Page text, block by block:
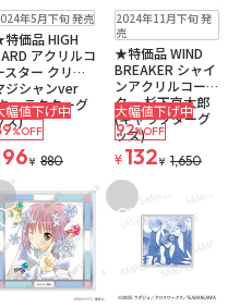
中残り1個
パケット
年5月下旬 発売
価品 HIGH
アクリルコ
スター クリス
ジシャンver
ャラクターグ
ズ)
幅値下げ中
%OFF
96¥ 880
販売中残り1個
ゆうパケット
2024年11月下旬 発
売
★特価品 WIND
BREAKER シャイ
ンアクリルコース
ター 杉下京太郎
(キャラクターグ
ッズ)
大幅値下げ中
92%OFF
¥ 132¥ 1,650
に入りに追加お気に入りに